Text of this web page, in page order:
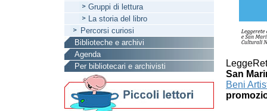
San
Beni
Gruppi di lettura
La storia del libro
Percorsi curiosi
Biblioteche e archivi
Agenda
Per bibliotecari e archivisti